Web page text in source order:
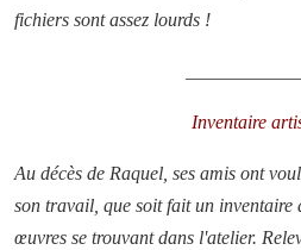
fichiers sont assez lourds !
Inventaire
Au décès de Raquel, ses amis ont
son travail, que soit fait un inventaire
œuvres se trouvant dans l'atelier.